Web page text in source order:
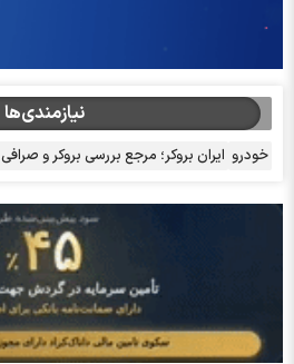
نیازمندی‌ها
خودرو ایران بروکر؛ مرجع بررسی بروکر و صرافی